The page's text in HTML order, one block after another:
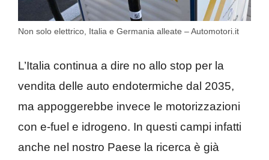
Non solo elettrico, Italia e Germania alleate – Automotori.it
L’Italia continua a dire no allo stop per la
vendita delle auto endotermiche dal 2035,
ma appoggerebbe invece le motorizzazioni
con e-fuel e idrogeno. In questi campi infatti
anche nel nostro Paese la ricerca è già